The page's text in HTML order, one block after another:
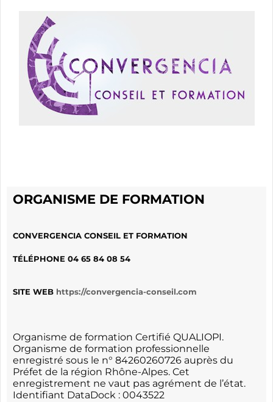
ORGANISME DE FORMATION
CONVERGENCIA CONSEIL ET FORMATION
TÉLÉPHONE 04 65 84 08 54
SITE WEB https://convergencia-conseil.com
Organisme de formation Certifié QUALIOPI.
Organisme de formation professionnelle
enregistré sous le n° 84260260726 auprès du
Préfet de la région Rhône-Alpes. Cet
enregistrement ne vaut pas agrément de l’état.
Identifiant DataDock : 0043522